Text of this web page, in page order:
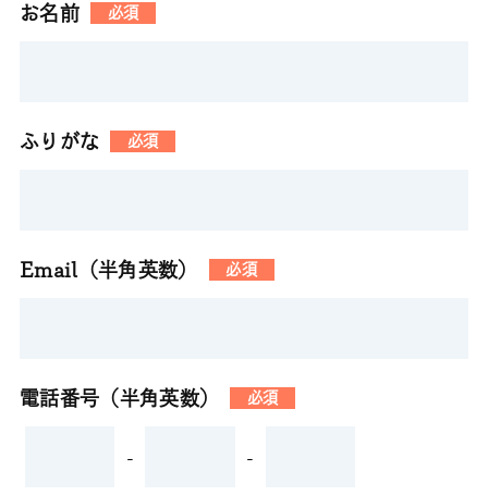
お名前 必須
ふりがな 必須
Email（半角英数） 必須
電話番号（半角英数） 必須
- -